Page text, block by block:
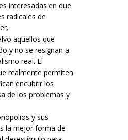
interesadas en que
radicales de
aquellos que
y no se resignan a
real. El
realmente permiten
encubrir los
de los problemas y
y sus
la mejor forma de